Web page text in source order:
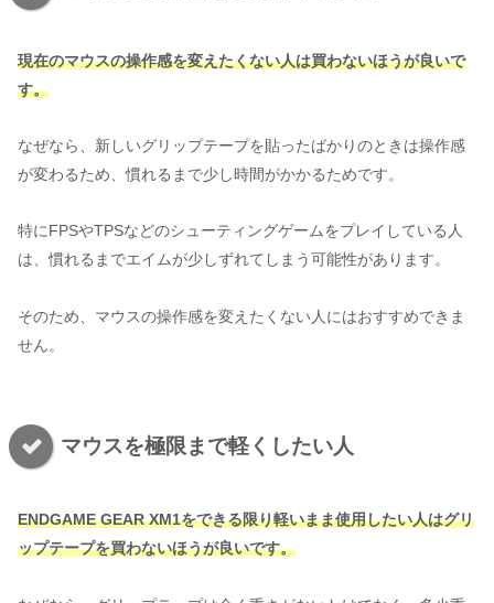
現在のマウスの操作感を変えたくない人は買わないほうが良いで
す。
なぜなら、新しいグリップテープを貼ったばかりのときは操作感
が変わるため、慣れるまで少し時間がかかるためです。
特にFPSやTPSなどのシューティングゲームをプレイしている人
は、慣れるまでエイムが少しずれてしまう可能性があります。
そのため、マウスの操作感を変えたくない人にはおすすめできま
せん。
マウスを極限まで軽くしたい人
ENDGAME GEAR XM1をできる限り軽いまま使用したい人はグリ
ップテープを買わないほうが良いです。